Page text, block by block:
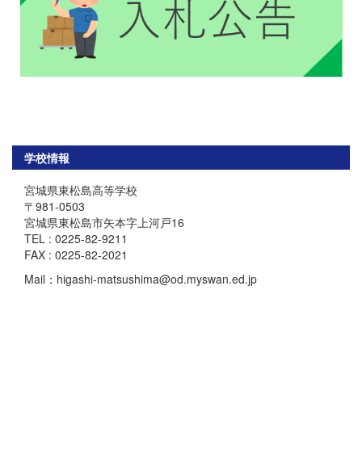
学校情報
宮城県東松島高等学校
〒981-0503
宮城県東松島市矢本字上河戸16
TEL : 0225-82-9211
FAX : 0225-82-2021
Mail：higashi-matsushima@od.myswan.ed.jp